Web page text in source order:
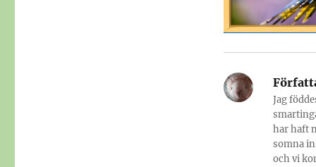
Jag
har haft
somna
och vi